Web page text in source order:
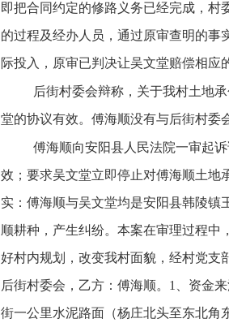
即把合同约定的修路义务已经完成，
的过程及经办人员，通过原审查明的事
际投入，原审已判决让吴文堂赔偿相应
后街村委会辩称，关于我村土地
堂的协议有效。傅海顺没有与后街村委
傅海顺向安阳县人民法院一审起
效；要求吴文堂立即停止对傅海顺土地
实：傅海顺与吴文堂均是安阳县韩陵镇
顺耕种，产生纠纷。本案在审理过程中
好村内规划，改变我村面貌，经村党支
后街村委会，乙方：傅海顺。1、资金
街一公里水泥路面（杨庄北头至东北角